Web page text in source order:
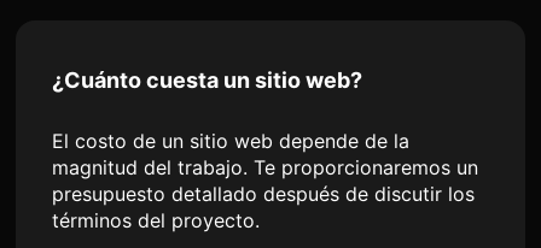
¿Cuánto cuesta un sitio web?
El costo de un sitio web depende de la
magnitud del trabajo. Te proporcionaremos un
presupuesto detallado después de discutir los
términos del proyecto.